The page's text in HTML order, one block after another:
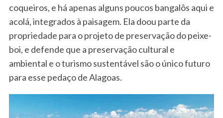
coqueiros, e há apenas alguns poucos bangalôs aqui e
acolá, integrados à paisagem. Ela doou parte da
propriedade para o projeto de preservação do peixe-
boi, e defende que a preservação cultural e
ambiental e o turismo sustentável são o único futuro
para esse pedaço de Alagoas.
e
a
r
c